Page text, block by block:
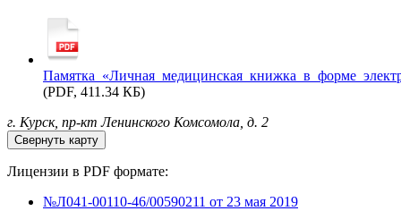
(PDF, 411.34 КБ)
г. Курск, пр-кт Ленинского Комсомола, д. 2
Свернуть карту
Лицензии в PDF формате:
№Л041-00110-46/00590211 от 23 мая 2019